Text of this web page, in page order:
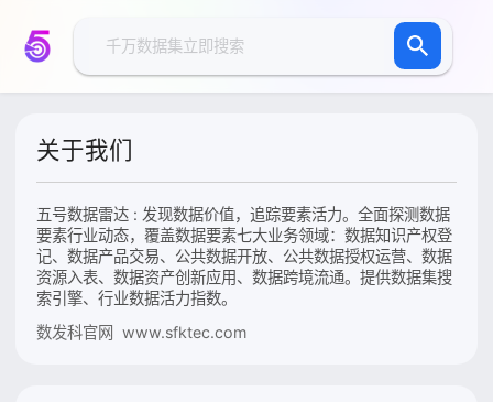
关于我们
五号数据雷达 : 发现数据价值，追踪要素活力。全面探测数据
要素行业动态，覆盖数据要素七大业务领域：数据知识产权登
记、数据产品交易、公共数据开放、公共数据授权运营、数据
资源入表、数据资产创新应用、数据跨境流通。提供数据集搜
索引擎、行业数据活力指数。
数发科官网 www.sfktec.com